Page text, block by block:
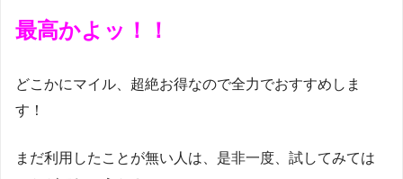
最高かよッ！！
どこかにマイル、超絶お得なので全力でおすすめしま
す！
まだ利用したことが無い人は、是非一度、試してみては